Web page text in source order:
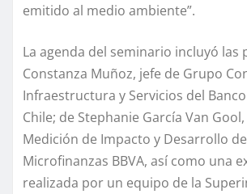
emitido al medio ambiente”.
La agenda del seminario incluyó las
Constanza Muñoz, jefe de Grupo
Infraestructura y Servicios del
Chile; de Stephanie García Van
Medición de Impacto y Desarrollo
Microfinanzas BBVA, así como una
realizada por un equipo de la